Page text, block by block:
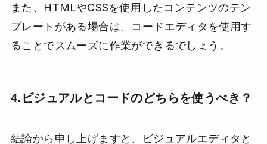
また、HTMLやCSSを使用したコンテンツのテン
プレートがある場合は、コードエディタを使用す
ることでスムーズに作業ができるでしょう。
4.ビジュアルとコードのどちらを使うべき？
結論から申し上げますと、ビジュアルエディタと